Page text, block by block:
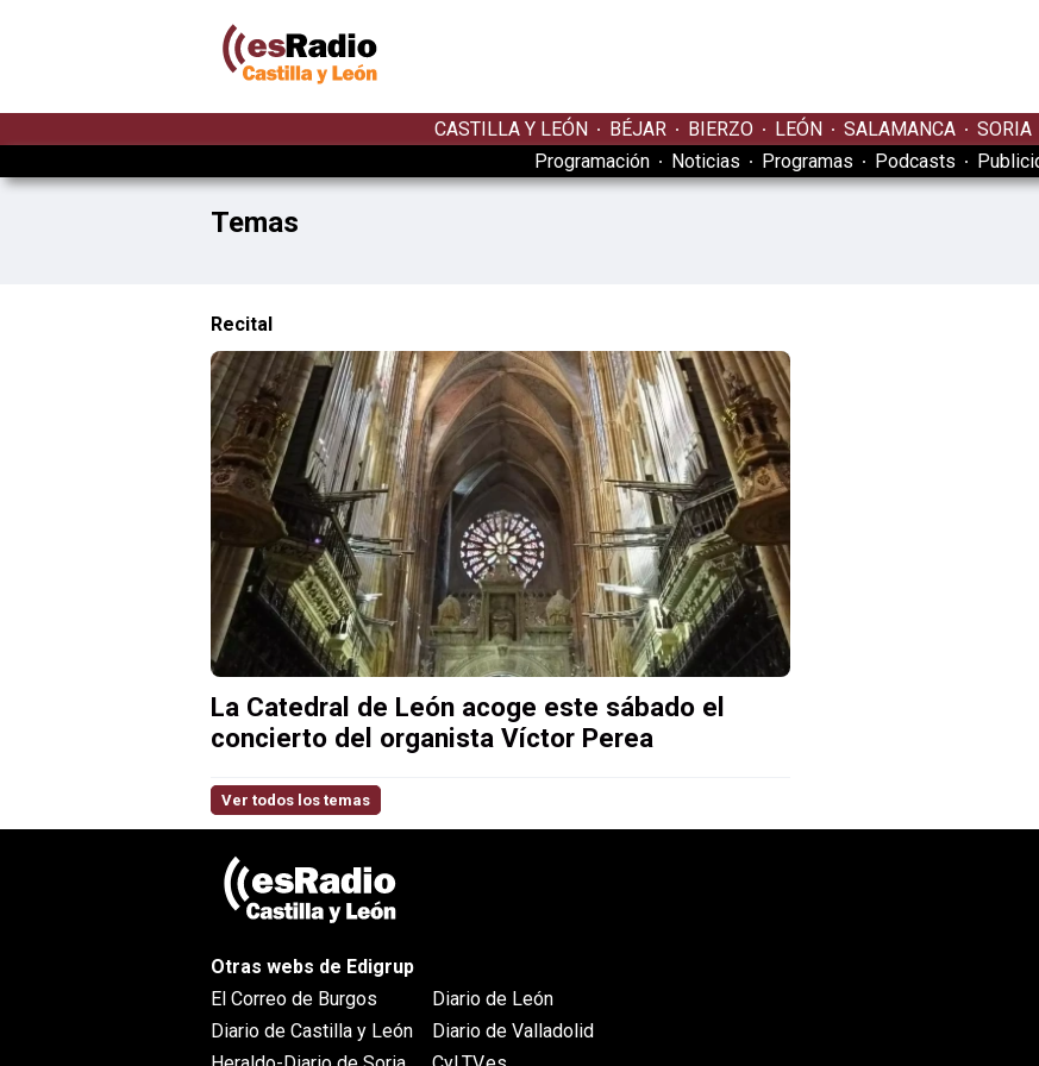
CASTILLA Y LEÓN BÉJAR BIERZO LEÓN SALAMANCA SORIA
Programación
Noticias Programas Podcasts
Temas
Recital
La Catedral de León acoge este sábado el
concierto del organista Víctor Perea
Ver todos los temas
Otras webs de Edigrup
El Correo de Burgos
Diario de Castilla y León
Diario de León
Diario de Valladolid